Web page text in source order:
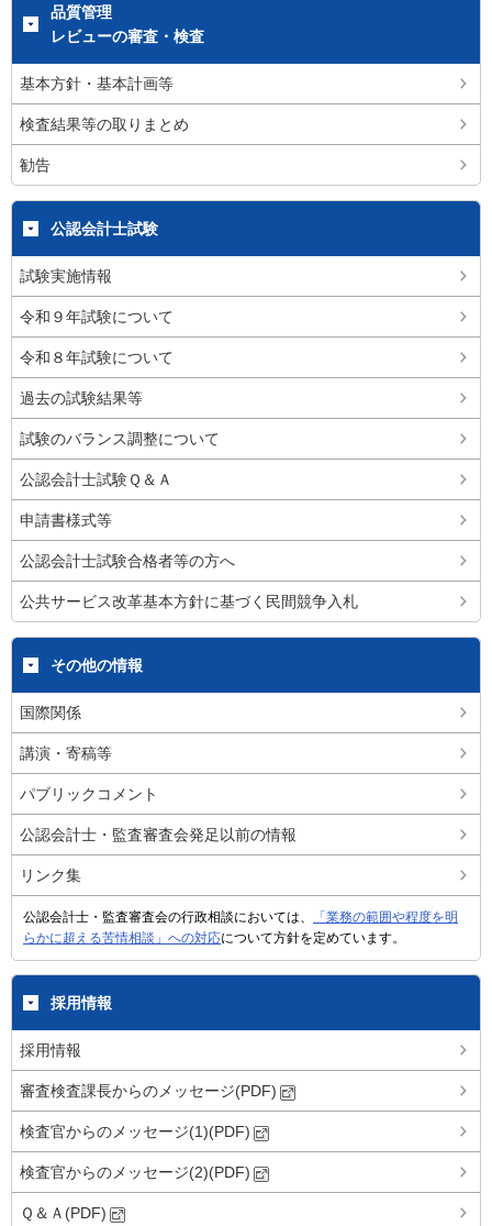
品質管理
レビューの審査・検査
基本方針・基本計画等
検査結果等の取りまとめ
勧告
公認会計士試験
試験実施情報
令和９年試験について
令和８年試験について
過去の試験結果等
試験のバランス調整について
公認会計士試験Ｑ＆Ａ
申請書様式等
公認会計士試験合格者等の方へ
公共サービス改革基本方針に基づく民間競争入札
その他の情報
国際関係
講演・寄稿等
パブリックコメント
公認会計士・監査審査会発足以前の情報
リンク集
公認会計士・監査審査会の行政相談においては、
「業務の範囲や程度を明
らかに超える苦情相談」への対応について方針を定めています。
採用情報
採用情報
審査検査課長からのメッセージ(PDF)
検査官からのメッセージ(1)(PDF)
検査官からのメッセージ(2)(PDF)
Ｑ＆Ａ(PDF)